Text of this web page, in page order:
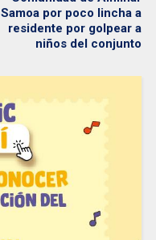
Samoa por poco lincha a
residente por golpear a
niños del conjunto